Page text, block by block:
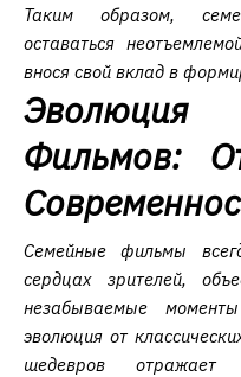
Таким образом,
оставаться
внося свой вклад в
Фильмов:
Семейные фильмы
сердцах зрителей,
незабываемые
эволюция от
шедевров